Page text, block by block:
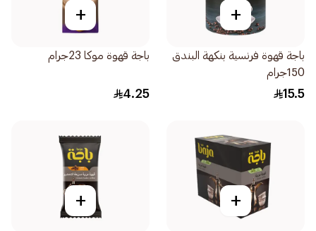
+
باجة قهوة فرنسية بنكهة البندق
150جرام
15.5
+
باجة قهوة موكا 23جرام
4.25
+
+